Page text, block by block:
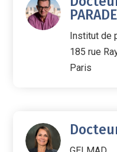
Institut de
185 rue
Paris